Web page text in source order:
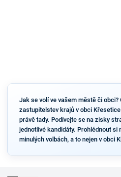
Jak se volí ve vašem městě či obci?
zastupitelstev krajů v obci
právě tady. Podívejte se na zisky
jednotlivé kandidáty. Prohlédnout si
minulých volbách, a to nejen v obci